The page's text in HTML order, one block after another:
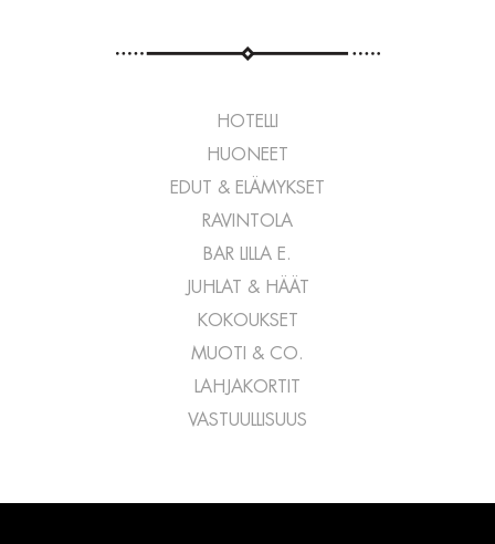
HOTELLI
HUONEET
EDUT & ELÄMYKSET
RAVINTOLA
BAR LILLA E.
JUHLAT & HÄÄT
KOKOUKSET
MUOTI & CO.
LAHJAKORTIT
VASTUULLISUUS